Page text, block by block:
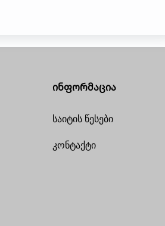
ინფორმაცია
საიტის წესები
კონტაქტი